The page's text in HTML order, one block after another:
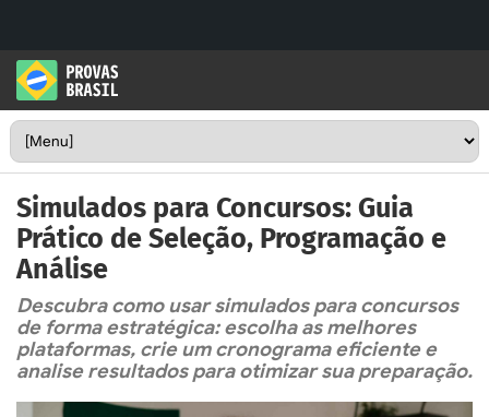
Simulados para Concursos: Guia
Prático de Seleção, Programação e
Análise
Descubra como usar simulados para concursos
de forma estratégica: escolha as melhores
plataformas, crie um cronograma eficiente e
analise resultados para otimizar sua preparação.